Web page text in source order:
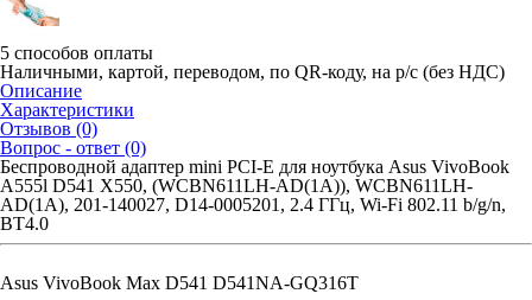
5 способов оплаты
Наличными, картой, переводом, по QR-коду, на р/с (без НДС)
Описание
Характеристики
Отзывов (0)
Вопрос - ответ (0)
Беспроводной адаптер mini PCI-E для ноутбука Asus VivoBook
A555l D541 X550, (WCBN611LH-AD(1A)), WCBN611LH-
AD(1A), 201-140027, D14-0005201, 2.4 ГГц, Wi-Fi 802.11 b/g/n,
BT4.0
Asus VivoBook Max D541 D541NA-GQ316T